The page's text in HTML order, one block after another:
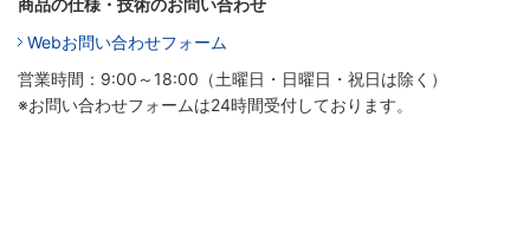
Webお問い合わせフォーム
営業時間：9:00～18:00（土曜日・日曜日・祝日は除く）
※お問い合わせフォームは24時間受付しております。